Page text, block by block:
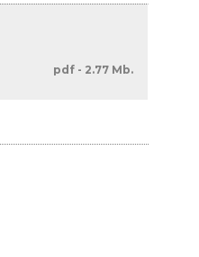
pdf - 2.77 Mb.